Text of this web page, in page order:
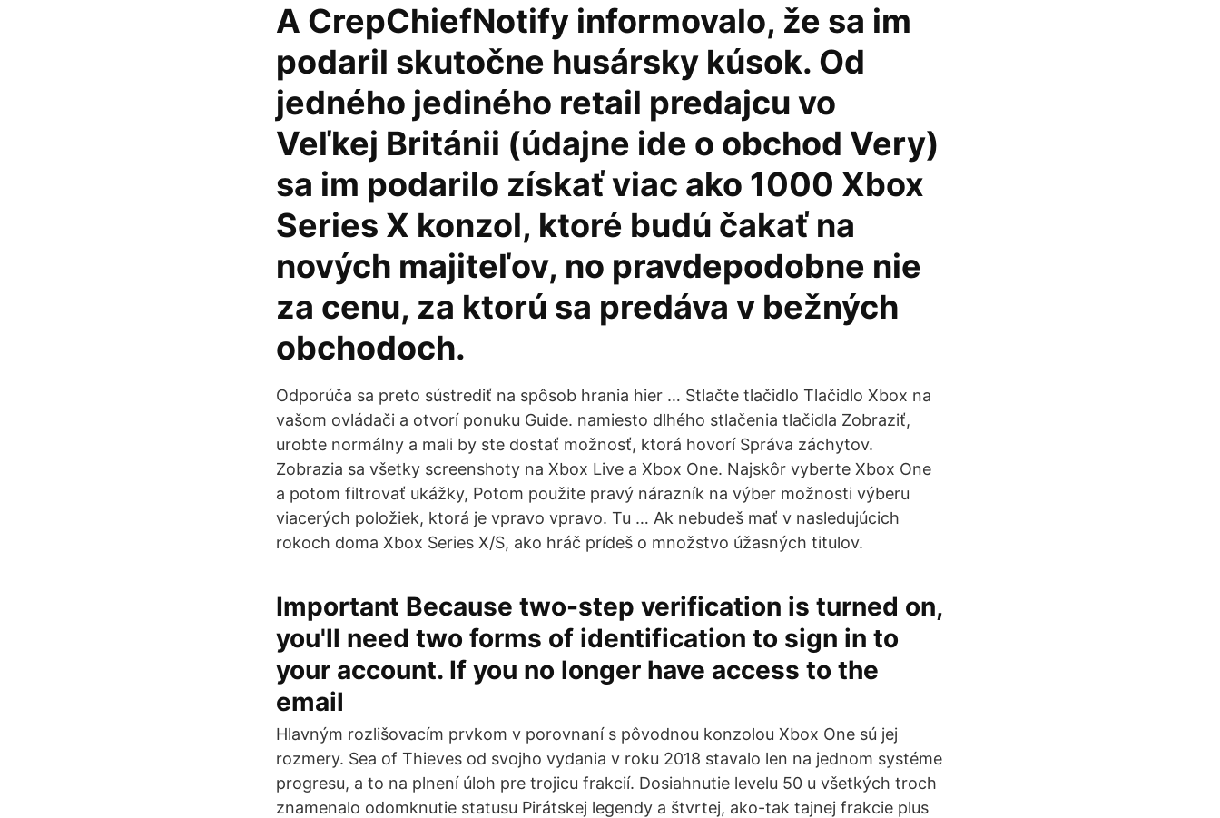
A CrepChiefNotify informovalo, že sa im
podaril skutočne husársky kúsok. Od
jedného jediného retail predajcu vo
Veľkej Británii (údajne ide o obchod Very)
sa im podarilo získať viac ako 1000 Xbox
Series X konzol, ktoré budú čakať na
nových majiteľov, no pravdepodobne nie
za cenu, za ktorú sa predáva v bežných
obchodoch.
Odporúča sa preto sústrediť na spôsob hrania hier … Stlačte tlačidlo Tlačidlo Xbox na
vašom ovládači a otvorí ponuku Guide. namiesto dlhého stlačenia tlačidla Zobraziť,
urobte normálny a mali by ste dostať možnosť, ktorá hovorí Správa záchytov.
Zobrazia sa všetky screenshoty na Xbox Live a Xbox One. Najskôr vyberte Xbox One
a potom filtrovať ukážky, Potom použite pravý nárazník na výber možnosti výberu
viacerých položiek, ktorá je vpravo vpravo. Tu … Ak nebudeš mať v nasledujúcich
rokoch doma Xbox Series X/S, ako hráč prídeš o množstvo úžasných titulov.
Important Because two-step verification is turned on,
you'll need two forms of identification to sign in to
your account. If you no longer have access to the
email
Hlavným rozlišovacím prvkom v porovnaní s pôvodnou konzolou Xbox One sú jej
rozmery. Sea of Thieves od svojho vydania v roku 2018 stavalo len na jednom systéme
progresu, a to na plnení úloh pre trojicu frakcií. Dosiahnutie levelu 50 u všetkých troch
znamenalo odomknutie statusu Pirátskej legendy a štvrtej, ako-tak tajnej frakcie plus